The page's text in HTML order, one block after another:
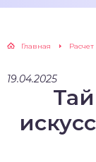
Главная Расчет
19.04.2025